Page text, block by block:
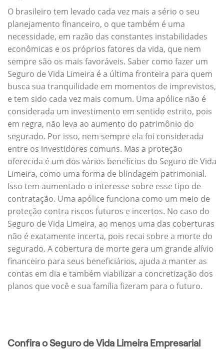
O brasileiro tem levado cada vez mais a sério o seu
planejamento financeiro, o que também é uma
necessidade, em razão das constantes instabilidades
econômicas e os próprios fatores da vida, que nem
sempre são os mais favoráveis. Saber como fazer um
Seguro de Vida Limeira é a última fronteira para quem
busca sua tranquilidade em momentos de imprevistos,
e tem sido cada vez mais comum. Uma apólice não é
considerada um investimento em sentido estrito, pois
em regra, não leva ao aumento do patrimônio do
segurado. Por isso, nem sempre ela foi considerada
entre os investidores comuns. Mas a proteção
oferecida é um dos vários benefícios do Seguro de Vida
Limeira, como uma forma de blindagem patrimonial.
Isso tem aumentado o interesse sobre esse tipo de
contratação. Uma apólice funciona como um meio de
proteção contra riscos futuros e incertos. No caso do
Seguro de Vida Limeira, ao menos uma das coberturas
não é exatamente incerta, pois recai sobre a morte do
segurado. A cobertura de morte gera um grande alívio
financeiro para seus beneficiários, ajuda a manter as
contas em dia e também viabilizar a concretização dos
planos que você e sua família fizeram para o futuro.
Confira o Seguro de Vida Limeira Empresarial